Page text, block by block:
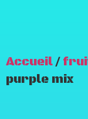
Accueil/
purple mix